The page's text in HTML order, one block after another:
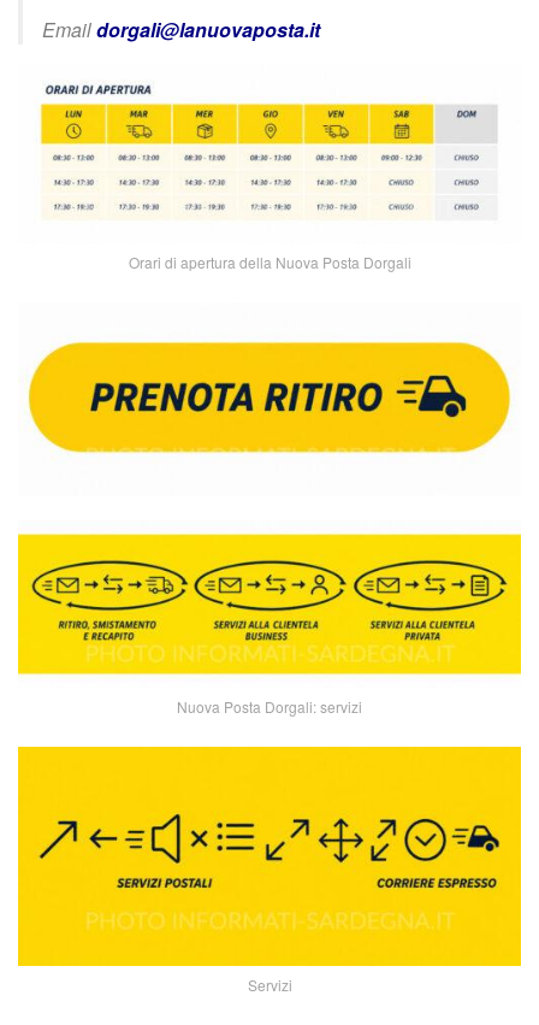
Emaildorgali@lanuovaposta.it
Orari di apertura della Nuova Posta Dorgali
Nuova Posta Dorgali: servizi
Servizi